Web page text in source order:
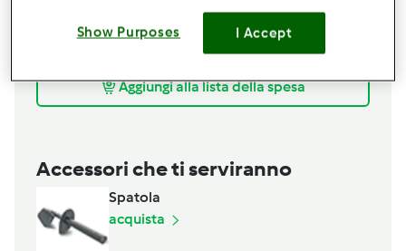
di trofie fresche
bustinedi zafferano
Aggiungi alla lista della spesa
Accessori che ti serviranno
Spatola
acquista
Show Purposes I Accept